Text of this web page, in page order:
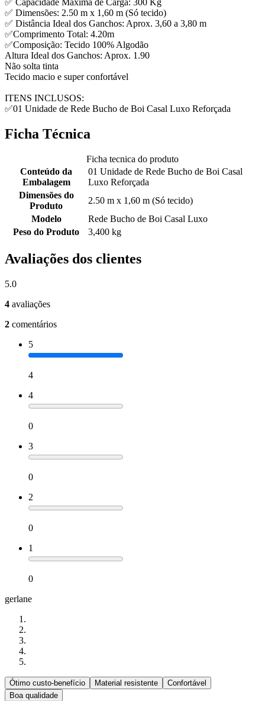
✅ Capacidade Máxima de Carga: 300 Kg
✅ Dimensões: 2.50 m x 1,60 m (Só tecido)
✅ Distância Ideal dos Ganchos: Aprox. 3,60 a 3,80 m
✅Comprimento Total: 4.20m
✅Composição: Tecido 100% Algodão
Altura Ideal dos Ganchos: Aprox. 1.90
Não solta tinta
Tecido macio e super confortável
ITENS INCLUSOS:
✅01 Unidade de Rede Bucho de Boi Casal Luxo Reforçada
Ficha Técnica
Ficha tecnica do produto
Conteúdo da
Embalagem
01 Unidade de Rede Bucho de Boi Casal
Luxo Reforçada
Dimensões do
Produto
2.50 m x 1,60 m (Só tecido)
Modelo
Rede Bucho de Boi Casal Luxo
Peso do Produto
3,400 kg
Avaliações dos clientes
5.0
4 avaliações
2 comentários
5
4
4
0
3
0
2
0
1
0
gerlane
Ótimo custo-benefício Material resistente
Confortável
Boa qualidade